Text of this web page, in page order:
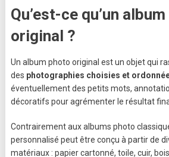
Qu’est-ce qu’un
original ?
Un album photo original est un objet qui
des photographies choisies et
éventuellement des petits mots,
décoratifs pour agrémenter le résultat
Contrairement aux albums photo
personnalisé peut être conçu à partir de
matériaux : papier cartonné, toile, cuir,